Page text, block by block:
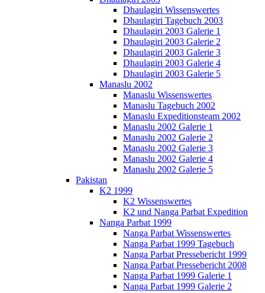
Dhaulagiri Wissenswertes
Dhaulagiri Tagebuch 2003
Dhaulagiri 2003 Galerie 1
Dhaulagiri 2003 Galerie 2
Dhaulagiri 2003 Galerie 3
Dhaulagiri 2003 Galerie 4
Dhaulagiri 2003 Galerie 5
Manaslu 2002
Manaslu Wissenswertes
Manaslu Tagebuch 2002
Manaslu Expeditionsteam 2002
Manaslu 2002 Galerie 1
Manaslu 2002 Galerie 2
Manaslu 2002 Galerie 3
Manaslu 2002 Galerie 4
Manaslu 2002 Galerie 5
Pakistan
K2 1999
K2 Wissenswertes
K2 und Nanga Parbat Expedition
Nanga Parbat 1999
Nanga Parbat Wissenswertes
Nanga Parbat 1999 Tagebuch
Nanga Parbat Pressebericht 1999
Nanga Parbat Pressebericht 2008
Nanga Parbat 1999 Galerie 1
Nanga Parbat 1999 Galerie 2